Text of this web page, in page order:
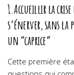
1.Accueillir la
s’énerver, sans
un “caprice”
Cette première